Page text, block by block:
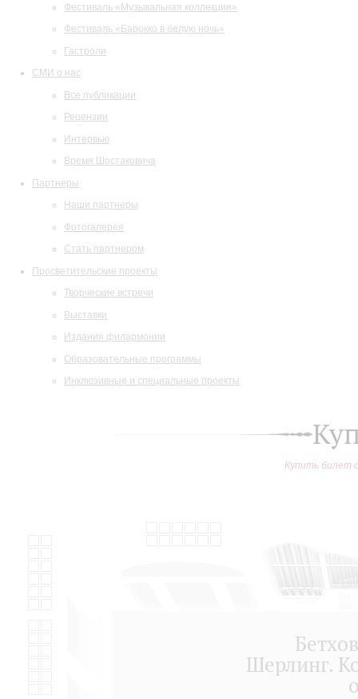
Фестиваль «Музыкальная коллекция»
Фестиваль «Барокко в белую ночь»
Гастроли
СМИ о нас
Все публикации
Рецензии
Интервью
Время Шостаковича
Партнеры
Наши партнеры
Фотогалерея
Стать партнером
Просветительские проекты
Творческие встречи
Выставки
Издания филармонии
Образовательные программы
Инклюзивные и специальные проекты
Купить билет
Шерлинг.